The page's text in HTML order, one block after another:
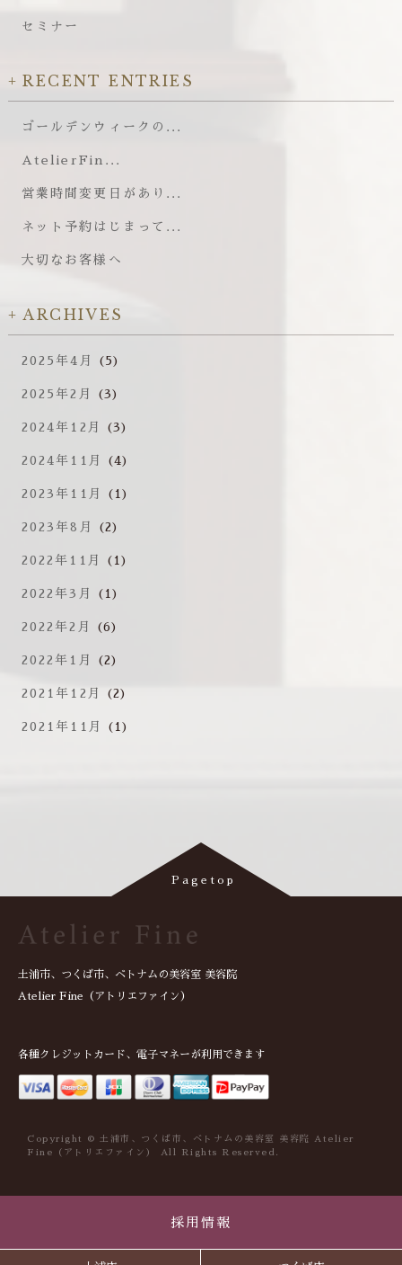
セミナー
RECENT ENTRIES
ゴールデンウィークの...
AtelierFin...
営業時間変更日があり...
ネット予約はじまって...
大切なお客様へ
ARCHIVES
2025年4月 (5)
2025年2月 (3)
2024年12月 (3)
2024年11月 (4)
2023年11月 (1)
2023年8月 (2)
2022年11月 (1)
2022年3月 (1)
2022年2月 (6)
2022年1月 (2)
2021年12月 (2)
2021年11月 (1)
土浦市、つくば市、ベトナムの美容室 美容院
Atelier Fine（アトリエファイン）
各種クレジットカード、電子マネーが利用できます
Copyright © 土浦市、つくば市、ベトナムの美容室 美容院 Atelier
Fine（アトリエファイン） All Rights Reserved.
採用情報